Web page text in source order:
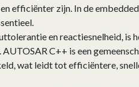
efficiënter zijn. In de
en reactiesnelheid, is
C++ is een
wat leidt tot efficiëntere,